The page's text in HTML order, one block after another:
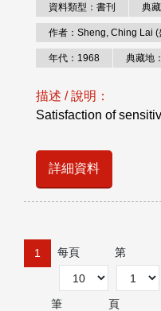
資料類型：書刊 典
作者：Sheng, Ching Lai (
年代：1968 典藏地
描述 / 說明：
Satisfaction of
詳細資料
1 每頁
筆
第
頁